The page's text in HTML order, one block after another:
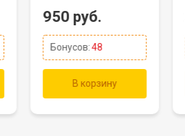
двумя режимами
950 руб.
Бонусов:48
В корзину